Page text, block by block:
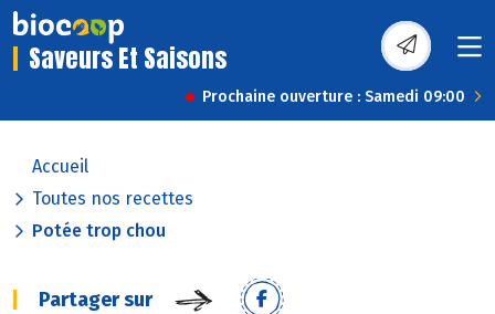
Saveurs Et Saisons
Prochaine ouverture : Samedi 09:00
Accueil
Toutes nos recettes
Potée trop chou
Partager sur